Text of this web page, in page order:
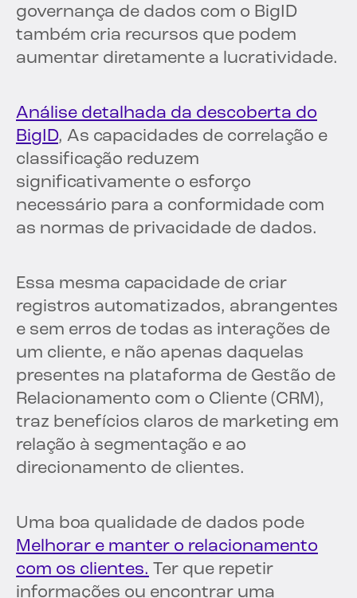
governança de dados com o BigID
também cria recursos que podem
aumentar diretamente a lucratividade.
Análise detalhada da descoberta do
BigID, As capacidades de correlação e
classificação reduzem
significativamente o esforço
necessário para a conformidade com
as normas de privacidade de dados.
Essa mesma capacidade de criar
registros automatizados, abrangentes
e sem erros de todas as interações de
um cliente, e não apenas daquelas
presentes na plataforma de Gestão de
Relacionamento com o Cliente (CRM),
traz benefícios claros de marketing em
relação à segmentação e ao
direcionamento de clientes.
Uma boa qualidade de dados pode
Melhorar e manter o relacionamento
com os clientes. Ter que repetir
informações ou encontrar uma